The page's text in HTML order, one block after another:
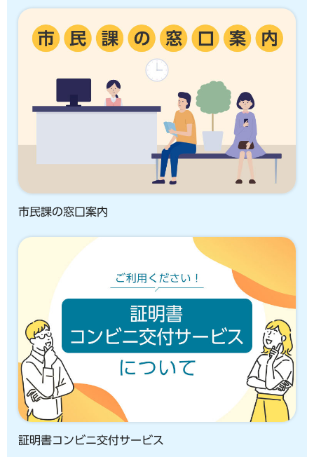
市民課の窓口案内
証明書コンビニ交付サービス